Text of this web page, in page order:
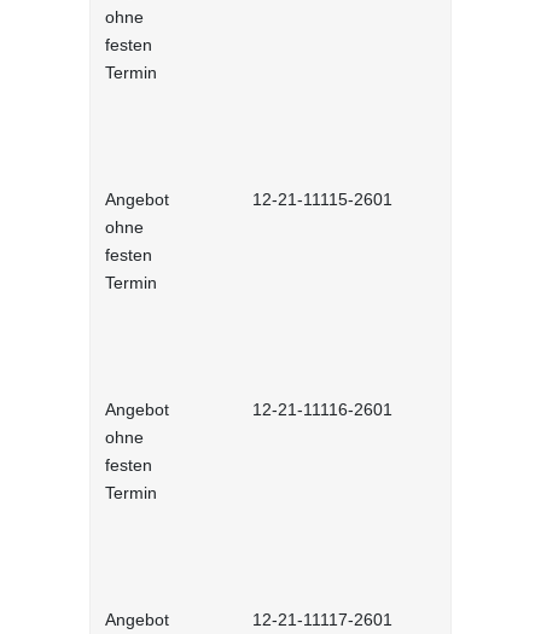
ohne
festen
Termin
Angebot
ohne
festen
Termin
12-21-11115-2601
Angebot
ohne
festen
Termin
12-21-11116-2601
Angebot
12-21-11117-2601